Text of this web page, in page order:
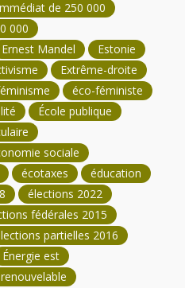
de 250 000
000
Ernest Mandel
Estonie
Extrême-droite
éco-féministe
École publique
sociale
écotaxes
éducation
élections 2022
fédérales 2015
partielles 2016
Énergie est